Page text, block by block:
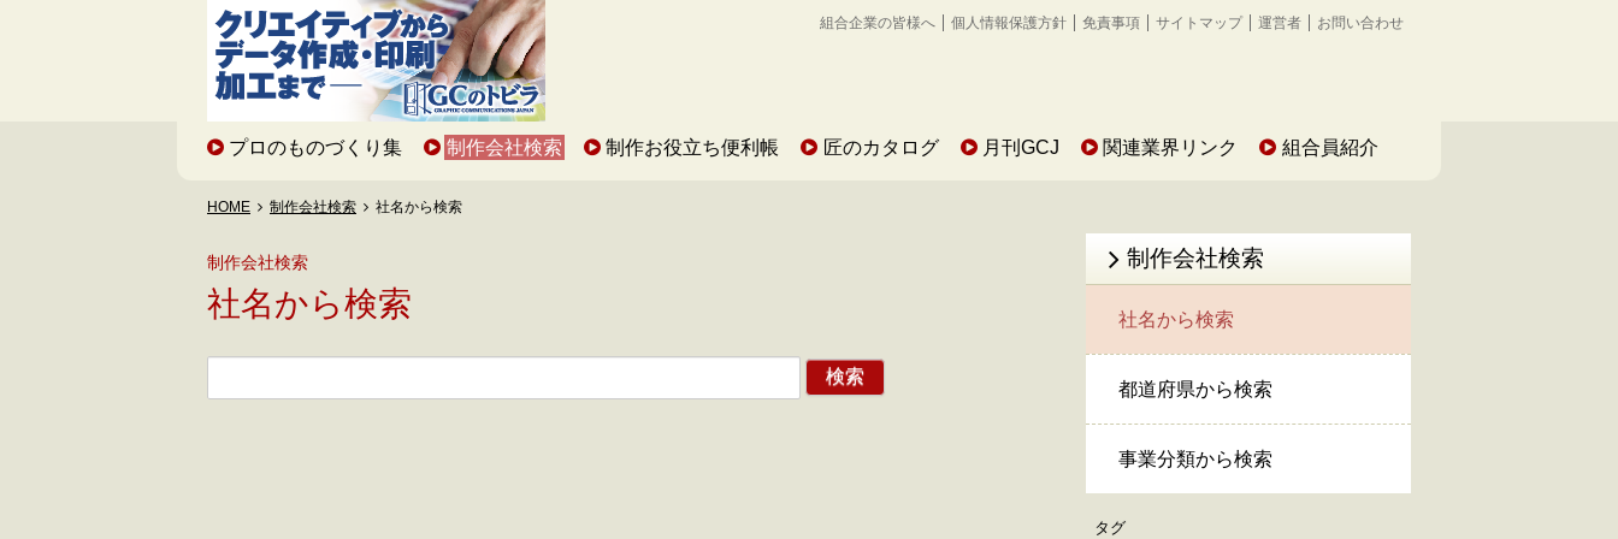
組合企業の皆様へ 個人情報保護方針 免責事項 サイトマップ 運営者 お問い合わせ
プロのものづくり集 制作会社検索 制作お役立ち便利帳 匠のカタログ 月刊GCJ 関連業界リンク 組合員紹介
HOME 制作会社検索 社名から検索
制作会社検索
社名から検索
制作会社検索
社名から検索
都道府県から検索
事業分類から検索
タグ